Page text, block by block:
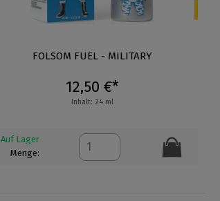
FOLSOM FUEL - MILITARY
12,50 €*
Inhalt: 24 ml
Auf Lager
Menge: